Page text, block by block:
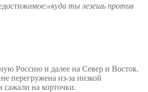
«куда ты лезешь против
Россию и далее на Север и Восток.
перегружена из-за низкой
сажали на корточки.